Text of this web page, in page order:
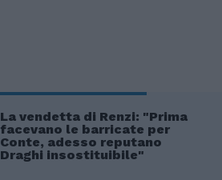
La vendetta di Renzi: "Prima
facevano le barricate per
Conte, adesso reputano
Draghi insostituibile"